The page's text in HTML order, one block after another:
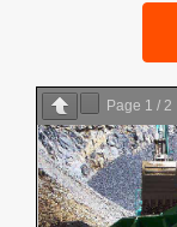
Page 1 / 2